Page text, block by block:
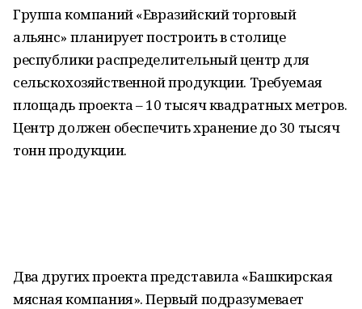
Группа компаний «Евразийский торговый
альянс» планирует построить в столице
республики распределительный центр для
сельскохозяйственной продукции. Требуемая
площадь проекта – 10 тысяч квадратных метров.
Центр должен обеспечить хранение до 30 тысяч
тонн продукции.
Два других проекта представила «Башкирская
мясная компания». Первый подразумевает